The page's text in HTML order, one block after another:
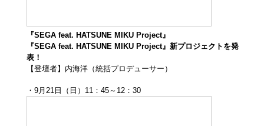
『SEGA feat. HATSUNE MIKU Project』
『SEGA feat. HATSUNE MIKU Project』新プロジェクトを発
表！
【登壇者】内海洋（統括プロデューサー）
・9月21日（日）11：45～12：30